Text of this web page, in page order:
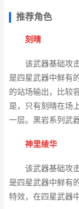
推荐角色
刻晴
该武器基础攻
是四星武器中鲜有
的站场输出，比较
是，只有刻晴在场
一层。黑岩系列武
神里绫华
该武器基础攻
是四星武器中鲜有
特效，在四星武器